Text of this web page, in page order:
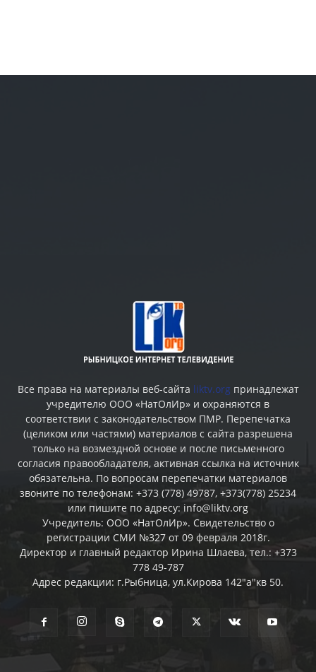
Все права на материалы веб-сайта liktv.org принадлежат
учредителю ООО «НатОлИр» и охраняются в
соответствии с законодательством ПМР. Перепечатка
(целиком или частями) материалов c сайта разрешена
только на возмездной основе и после письменного
согласия правообладателя, активная ссылка на источник
обязательна. По вопросам перепечатки материалов
звоните по телефонам: +373 (778) 49787, +373(778) 25234
или пишите по адресу: info@liktv.org
Учредитель: ООО «НатОлИр». Свидетельство о
регистрации СМИ №327 от 09 февраля 2018г.
Директор и главный редактор Ирина Шлаева, тел.: +373
778 49-787
Адрес редакции: г.Рыбница, ул.Кирова 142"а"кв 50.